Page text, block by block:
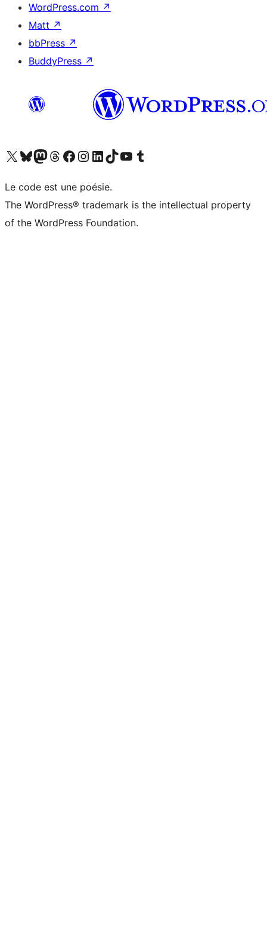
WordPress.com ↗
Matt ↗
bbPress ↗
BuddyPress ↗
Visitez notre compte X (précédemment Twitter)
Visiter notre compte Bluesky
Visiter notre compte Mastodon
Visiter notre compte Threads
Consulter notre compte Facebook
Consulter notre compte Instagram
Consulter notre compte LinkedIn
Visiter notre compte TokTok
Visiter notre chaîne YouTube
Visiter notre compte Tumblr
Le code est une poésie.
The WordPress® trademark is the intellectual property
of the WordPress Foundation.